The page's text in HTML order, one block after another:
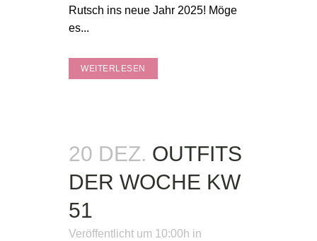
Rutsch ins neue Jahr 2025! Möge
es...
WEITERLESEN
20 DEZ. OUTFITS
DER WOCHE KW
51
Veröffentlicht um 10:00h in